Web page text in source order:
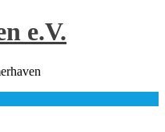
e.V.